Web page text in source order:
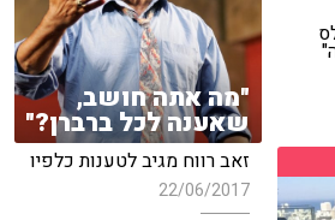
"מה אתה חושב,
שאענה לכל ברברן?"
זאב רווח מגיב לטענות כלפיו
22/06/2017